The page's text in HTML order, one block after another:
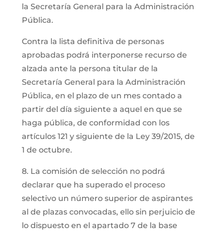
la Secretaría General para la Administración
Pública.
Contra la lista definitiva de personas
aprobadas podrá interponerse recurso de
alzada ante la persona titular de la
Secretaría General para la Administración
Pública, en el plazo de un mes contado a
partir del día siguiente a aquel en que se
haga pública, de conformidad con los
artículos 121 y siguiente de la Ley 39/2015, de
1 de octubre.
8. La comisión de selección no podrá
declarar que ha superado el proceso
selectivo un número superior de aspirantes
al de plazas convocadas, ello sin perjuicio de
lo dispuesto en el apartado 7 de la base